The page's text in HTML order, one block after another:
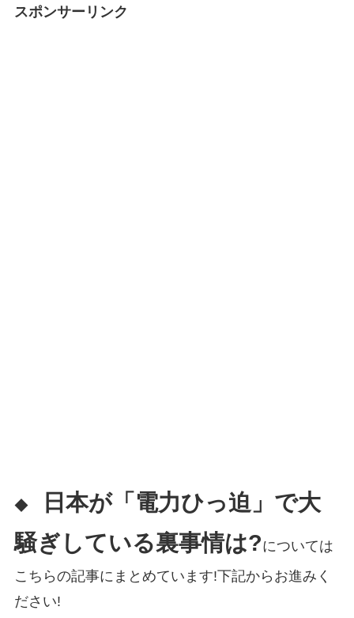
スポンサーリンク
◆
日本が「電力ひっ迫」で大
騒ぎしている裏事情は?については
こちらの記事にまとめています!下記からお進みく
ださい!